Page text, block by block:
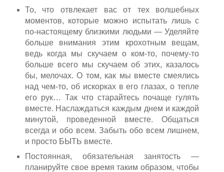
То, что отвлекает вас от тех волшебных
моментов, которые можно испытать лишь с
по-настоящему близкими людьми — Уделяйте
больше внимания этим крохотным вещам,
ведь когда мы скучаем о ком-то, почему-то
больше всего мы скучаем об этих, казалось
бы, мелочах. О том, как мы вместе смеялись
над чем-то, об искорках в его глазах, о тепле
его рук… Так что старайтесь почаще гулять
вместе. Наслаждаться каждым днем и каждой
минутой, проведенной вместе. Общаться
всегда и обо всем. Забыть обо всем лишнем,
и просто БЫТЬ вместе.
Постоянная, обязательная занятость —
планируйте свое время таким образом, чтобы